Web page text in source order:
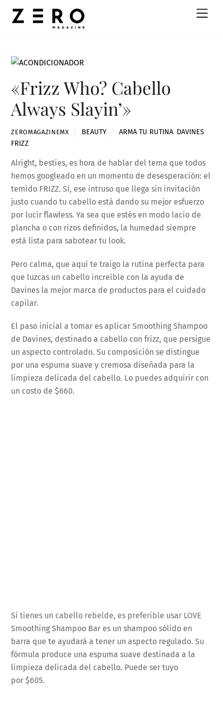
«Frizz Who? Cabello
Always Slayin’»
ZEROMAGAZINEMX BEAUTY ARMA TU RUTINA DAVINES
FRIZZ
Alright, besties, es hora de hablar del tema que todos
hemos googleado en un momento de desesperación: el
temido FRIZZ. Sí, ese intruso que llega sin invitación
justo cuando tu cabello está dando su mejor esfuerzo
por lucir flawless. Ya sea que estés en modo lacio de
plancha o con rizos definidos, la humedad siempre
está lista para sabotear tu look.
Pero calma, que aquí te traigo la rutina perfecta para
que luzcas un cabello increíble con la ayuda de
Davines la mejor marca de productos para el cuidado
capilar.
El paso inicial a tomar es aplicar Smoothing Shampoo
de Davines, destinado a cabello con frizz, que persigue
un aspecto controlado. Su composición se distingue
por una espuma suave y cremosa diseñada para la
limpieza delicada del cabello. Lo puedes adquirir con
un costo de $660.
Si tienes un cabello rebelde, es preferible usar LOVE
Smoothing Shampoo Bar es un shampoo sólido en
barra que te ayudará a tener un aspecto regulado. Su
fórmula produce una espuma suave destinada a la
limpieza delicada del cabello. Puede ser tuyo
por $605.